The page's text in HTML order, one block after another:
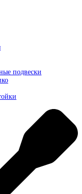
подвески